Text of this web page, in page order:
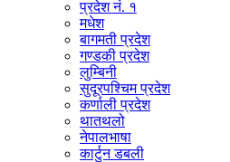
प्रदेश नं. १
मधेश
बागमती प्रदेश
गण्डकी प्रदेश
लुम्बिनी
सुदूरपश्चिम प्रदेश
कर्णाली प्रदेश
थातथलो
नेपालभाषा
कार्टुन डबली